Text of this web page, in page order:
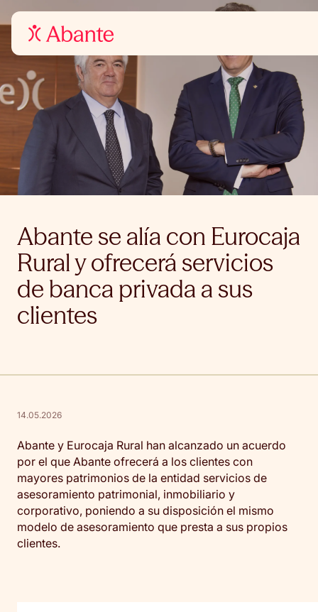
Abante se alía con Eurocaja
Rural y ofrecerá servicios
de banca privada a sus
clientes
14.05.2026
Abante y Eurocaja Rural han alcanzado un acuerdo
por el que Abante ofrecerá a los clientes con
mayores patrimonios de la entidad servicios de
asesoramiento patrimonial, inmobiliario y
corporativo, poniendo a su disposición el mismo
modelo de asesoramiento que presta a sus propios
clientes.